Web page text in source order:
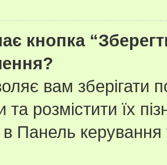
кнопка
вам зберігати
та розмістити їх
в Панель керування